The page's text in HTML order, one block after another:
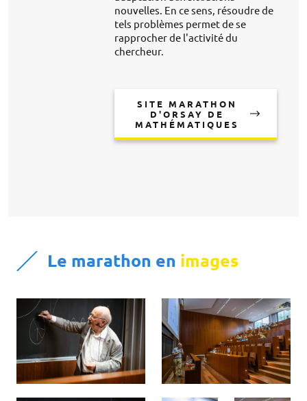
nouvelles. En ce sens, résoudre de
tels problèmes permet de se
rapprocher de l'activité du
chercheur.
SITE MARATHON
D'ORSAY DE
MATHÉMATIQUES
Le marathon en images